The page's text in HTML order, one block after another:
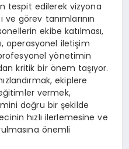
tespit edilerek vizyona
görev tanımlarının
ekibe katılması,
operasyonel iletişim
yönetimin
kritik bir önem taşıyor.
ekiplere
vermek,
doğru bir şekilde
hızlı ilerlemesine ve
önemli